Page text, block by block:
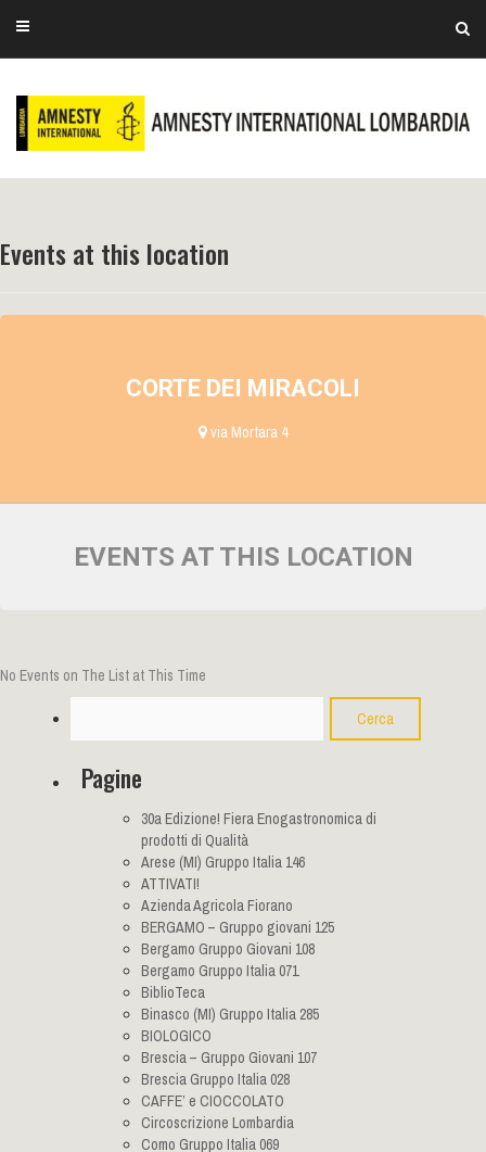
Events at this location
CORTE DEI MIRACOLI
via Mortara 4
EVENTS AT THIS LOCATION
No Events on The List at This Time
Pagine
30a Edizione! Fiera Enogastronomica di
prodotti di Qualità
Arese (MI) Gruppo Italia 146
ATTIVATI!
Azienda Agricola Fiorano
BERGAMO – Gruppo giovani 125
Bergamo Gruppo Giovani 108
Bergamo Gruppo Italia 071
BiblioTeca
Binasco (MI) Gruppo Italia 285
BIOLOGICO
Brescia – Gruppo Giovani 107
Brescia Gruppo Italia 028
CAFFE’ e CIOCCOLATO
Circoscrizione Lombardia
Como Gruppo Italia 069